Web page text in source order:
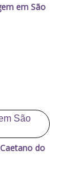
em São
do